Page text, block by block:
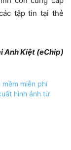
tập tin tại thẻ
Anh Kiệt (eChip)
mềm miễn phí
hình ảnh từ